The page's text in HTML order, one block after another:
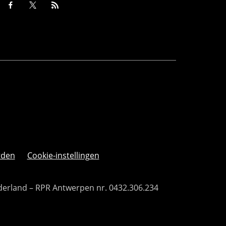
Cookie-instellingen
– RPR Antwerpen nr. 0432.306.234